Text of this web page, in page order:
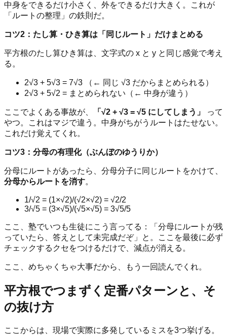
中身をできるだけ小さく、外をできるだけ大きく。これが
「ルートの整理」の鉄則だ。
コツ2：たし算・ひき算は「同じルート」だけまとめる
平方根のたし算ひき算は、文字式の x と y と同じ感覚で考え
る。
2√3 + 5√3 = 7√3 （← 同じ √3 だからまとめられる）
2√3 + 5√2 = まとめられない（← 中身が違う）
ここでよくある事故が、 「√2 + √3 = √5 にしてしまう」
って
やつ。これはマジで違う。中身がちがうルートはたせない。
これだけ覚えてくれ。
コツ3：分母の有理化（ぶんぼのゆうりか）
分母にルートがあったら、分母分子に同じルートをかけて、
分母からルートを消す。
1/√2 = (1×√2)/(√2×√2) = √2/2
3/√5 = (3×√5)/(√5×√5) = 3√5/5
ここ、塾でいつも生徒にこう言ってる：「分母にルートが残
っていたら、答えとして未完成だぞ」と。ここを最後に必ず
チェックするクセをつけるだけで、減点が消える。
ここ、めちゃくちゃ大事だから、もう一回読んでくれ。
平方根でつまずく定番パターンと、そ
の抜け方
ここからは、現場で実際に多発しているミスを3つ挙げる。